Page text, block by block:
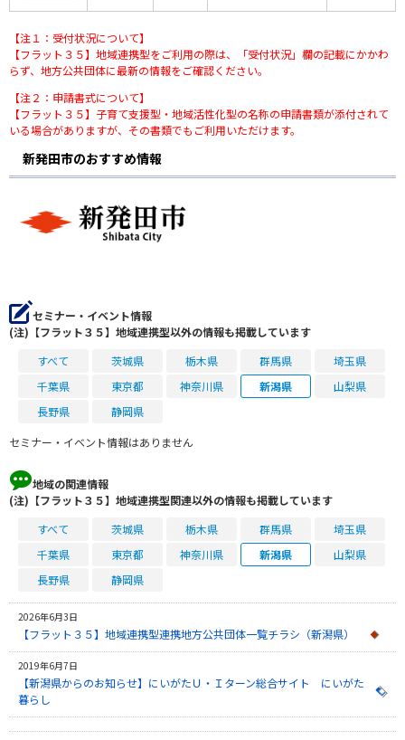
【注１：受付状況について】
【フラット３５】地域連携型をご利用の際は、「受付状況」欄の記載にかかわ
らず、地方公共団体に最新の情報をご確認ください。
【注２：申請書式について】
【フラット３５】子育て支援型・地域活性化型の名称の申請書類が添付されて
いる場合がありますが、その書類でもご利用いただけます。
新発田市のおすすめ情報
セミナー・イベント情報
(注)【フラット３５】地域連携型以外の情報も掲載しています
すべて
茨城県 栃木県 群馬県
埼玉県
千葉県
東京都 神奈川県 新潟県
山梨県
長野県
静岡県
セミナー・イベント情報はありません
地域の関連情報
(注)【フラット３５】地域連携型関連以外の情報も掲載しています
すべて
茨城県 栃木県 群馬県
埼玉県
千葉県
東京都 神奈川県 新潟県
山梨県
長野県
静岡県
2026年6月3日
【フラット３５】地域連携型連携地方公共団体一覧チラシ（新潟県）
2019年6月7日
【新潟県からのお知らせ】にいがたＵ・Ｉターン総合サイト にいがた
暮らし